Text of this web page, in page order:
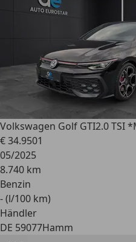
Volkswagen Golf GTI2.0 TSI
€ 34.9501
05/2025
8.740 km
Benzin
- (l/100 km)
Händler
DE 59077Hamm